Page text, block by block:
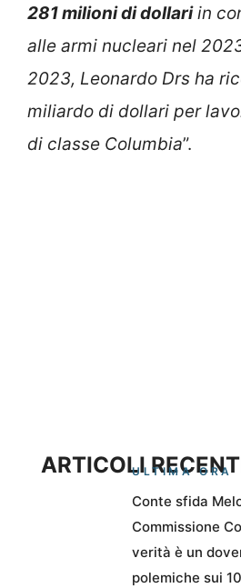
281 milioni di dollariin
alle armi nucleari nel
2023, Leonardo Drs ha
miliardo di dollari per
di classe Columbia”.
ARTICOLIULTIMA ORA
Conte sfida
Commissione
verità è un
polemiche sui